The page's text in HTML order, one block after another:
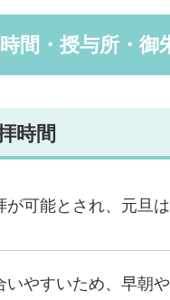
間・授与所・御
時間
可能とされ、元旦
いやすいため、早朝